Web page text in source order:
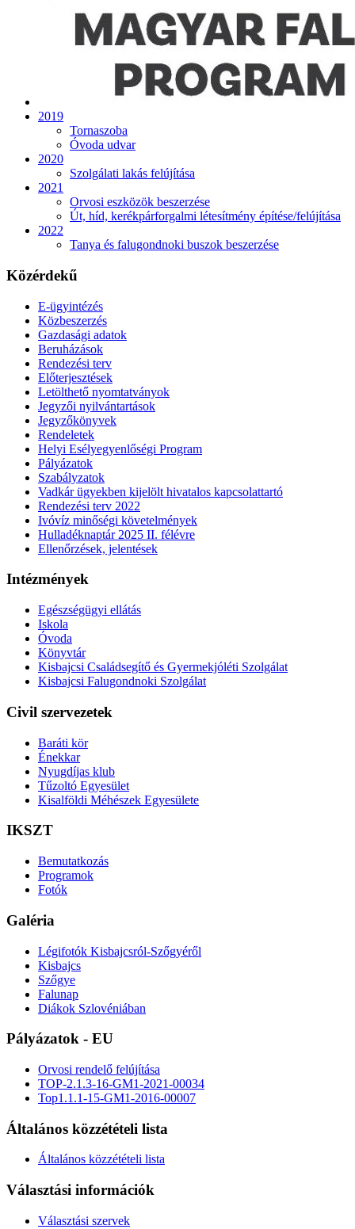
2019
Tornaszoba
Óvoda udvar
2020
Szolgálati lakás felújítása
2021
Orvosi eszközök beszerzése
Út, híd, kerékpárforgalmi létesítmény építése/felújítása
2022
Tanya és falugondnoki buszok beszerzése
Közérdekű
E-ügyintézés
Közbeszerzés
Gazdasági adatok
Beruházások
Rendezési terv
Előterjesztések
Letölthető nyomtatványok
Jegyzői nyilvántartások
Jegyzőkönyvek
Rendeletek
Helyi Esélyegyenlőségi Program
Pályázatok
Szabályzatok
Vadkár ügyekben kijelölt hivatalos kapcsolattartó
Rendezési terv 2022
Ivóvíz minőségi követelmények
Hulladéknaptár 2025 II. félévre
Ellenőrzések, jelentések
Intézmények
Egészségügyi ellátás
Iskola
Óvoda
Könyvtár
Kisbajcsi Családsegítő és Gyermekjóléti Szolgálat
Kisbajcsi Falugondnoki Szolgálat
Civil szervezetek
Baráti kör
Énekkar
Nyugdíjas klub
Tűzoltó Egyesület
Kisalföldi Méhészek Egyesülete
IKSZT
Bemutatkozás
Programok
Fotók
Galéria
Légifotók Kisbajcsról-Szőgyéről
Kisbajcs
Szőgye
Falunap
Diákok Szlovéniában
Pályázatok - EU
Orvosi rendelő felújítása
TOP-2.1.3-16-GM1-2021-00034
Top1.1.1-15-GM1-2016-00007
Általános közzétételi lista
Általános közzétételi lista
Választási információk
Választási szervek